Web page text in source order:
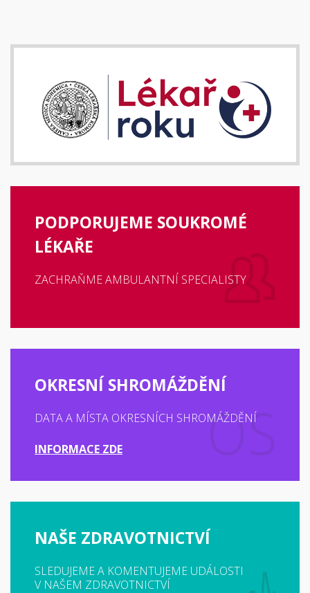
PODPORUJEME SOUKROMÉ
LÉKAŘE
ZACHRAŇME AMBULANTNÍ SPECIALISTY
OKRESNÍ SHROMÁŽDĚNÍ
DATA A MÍSTA OKRESNÍCH SHROMÁŽDĚNÍ
INFORMACE ZDE
NAŠE ZDRAVOTNICTVÍ
SLEDUJEME A KOMENTUJEME UDÁLOSTI
V NAŠEM ZDRAVOTNICTVÍ